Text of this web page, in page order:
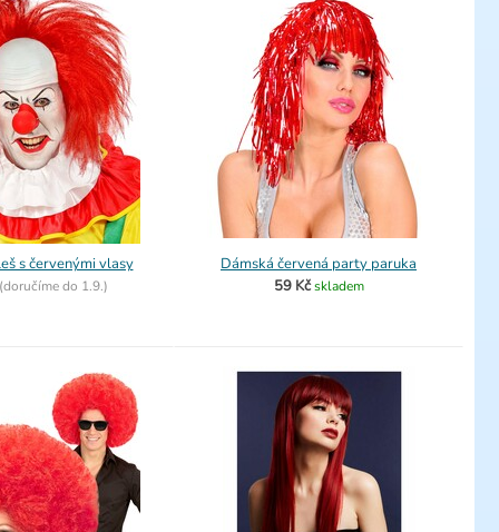
s červenými vlasy
(doručíme do 1.9.)
Dámská červená party paruka
59 Kč skladem